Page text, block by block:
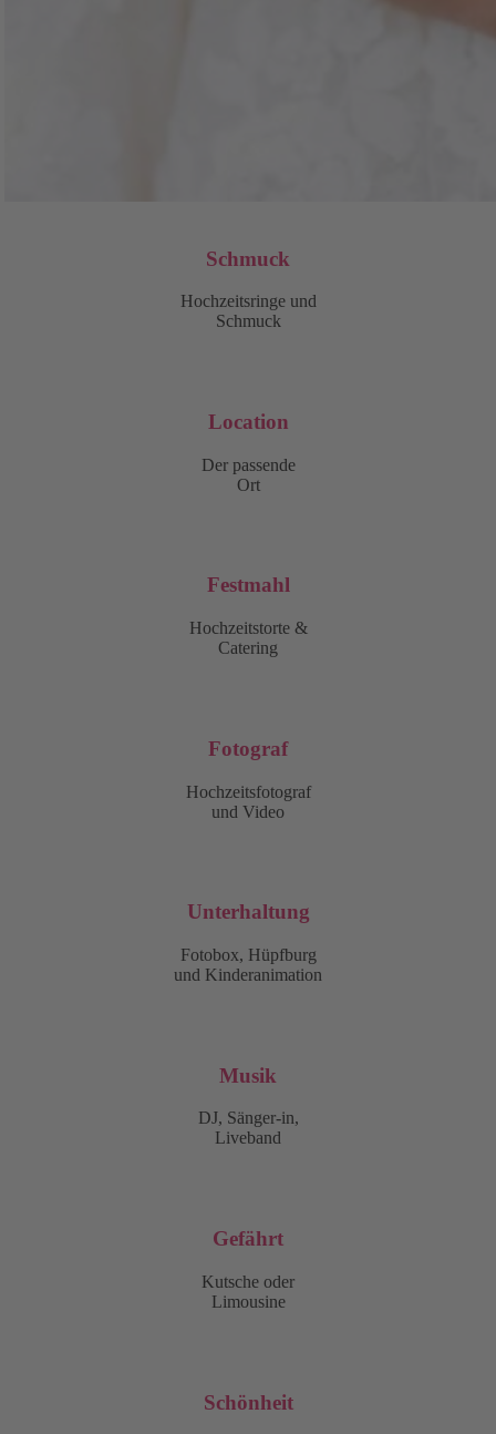
Schmuck
Hochzeitsringe und
Schmuck
Location
Der passende
Ort
Festmahl
Hochzeitstorte &
Catering
Fotograf
Hochzeitsfotograf
und Video
Unterhaltung
Fotobox, Hüpfburg
und Kinderanimation
Musik
DJ, Sänger-in,
Liveband
Gefährt
Kutsche oder
Limousine
Schönheit